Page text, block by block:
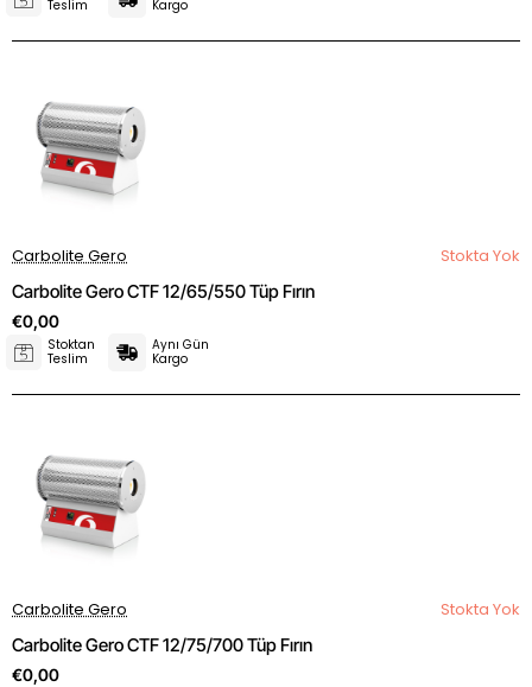
Teslim
Kargo
Carbolite Gero
Stokta Yok
Carbolite Gero CTF 12/65/550 Tüp Fırın
€0,00
Stoktan
Teslim
Aynı Gün
Kargo
Carbolite Gero
Stokta Yok
Carbolite Gero CTF 12/75/700 Tüp Fırın
€0,00